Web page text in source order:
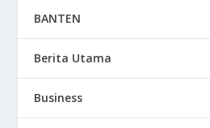
BANTEN
Berita Utama
Business